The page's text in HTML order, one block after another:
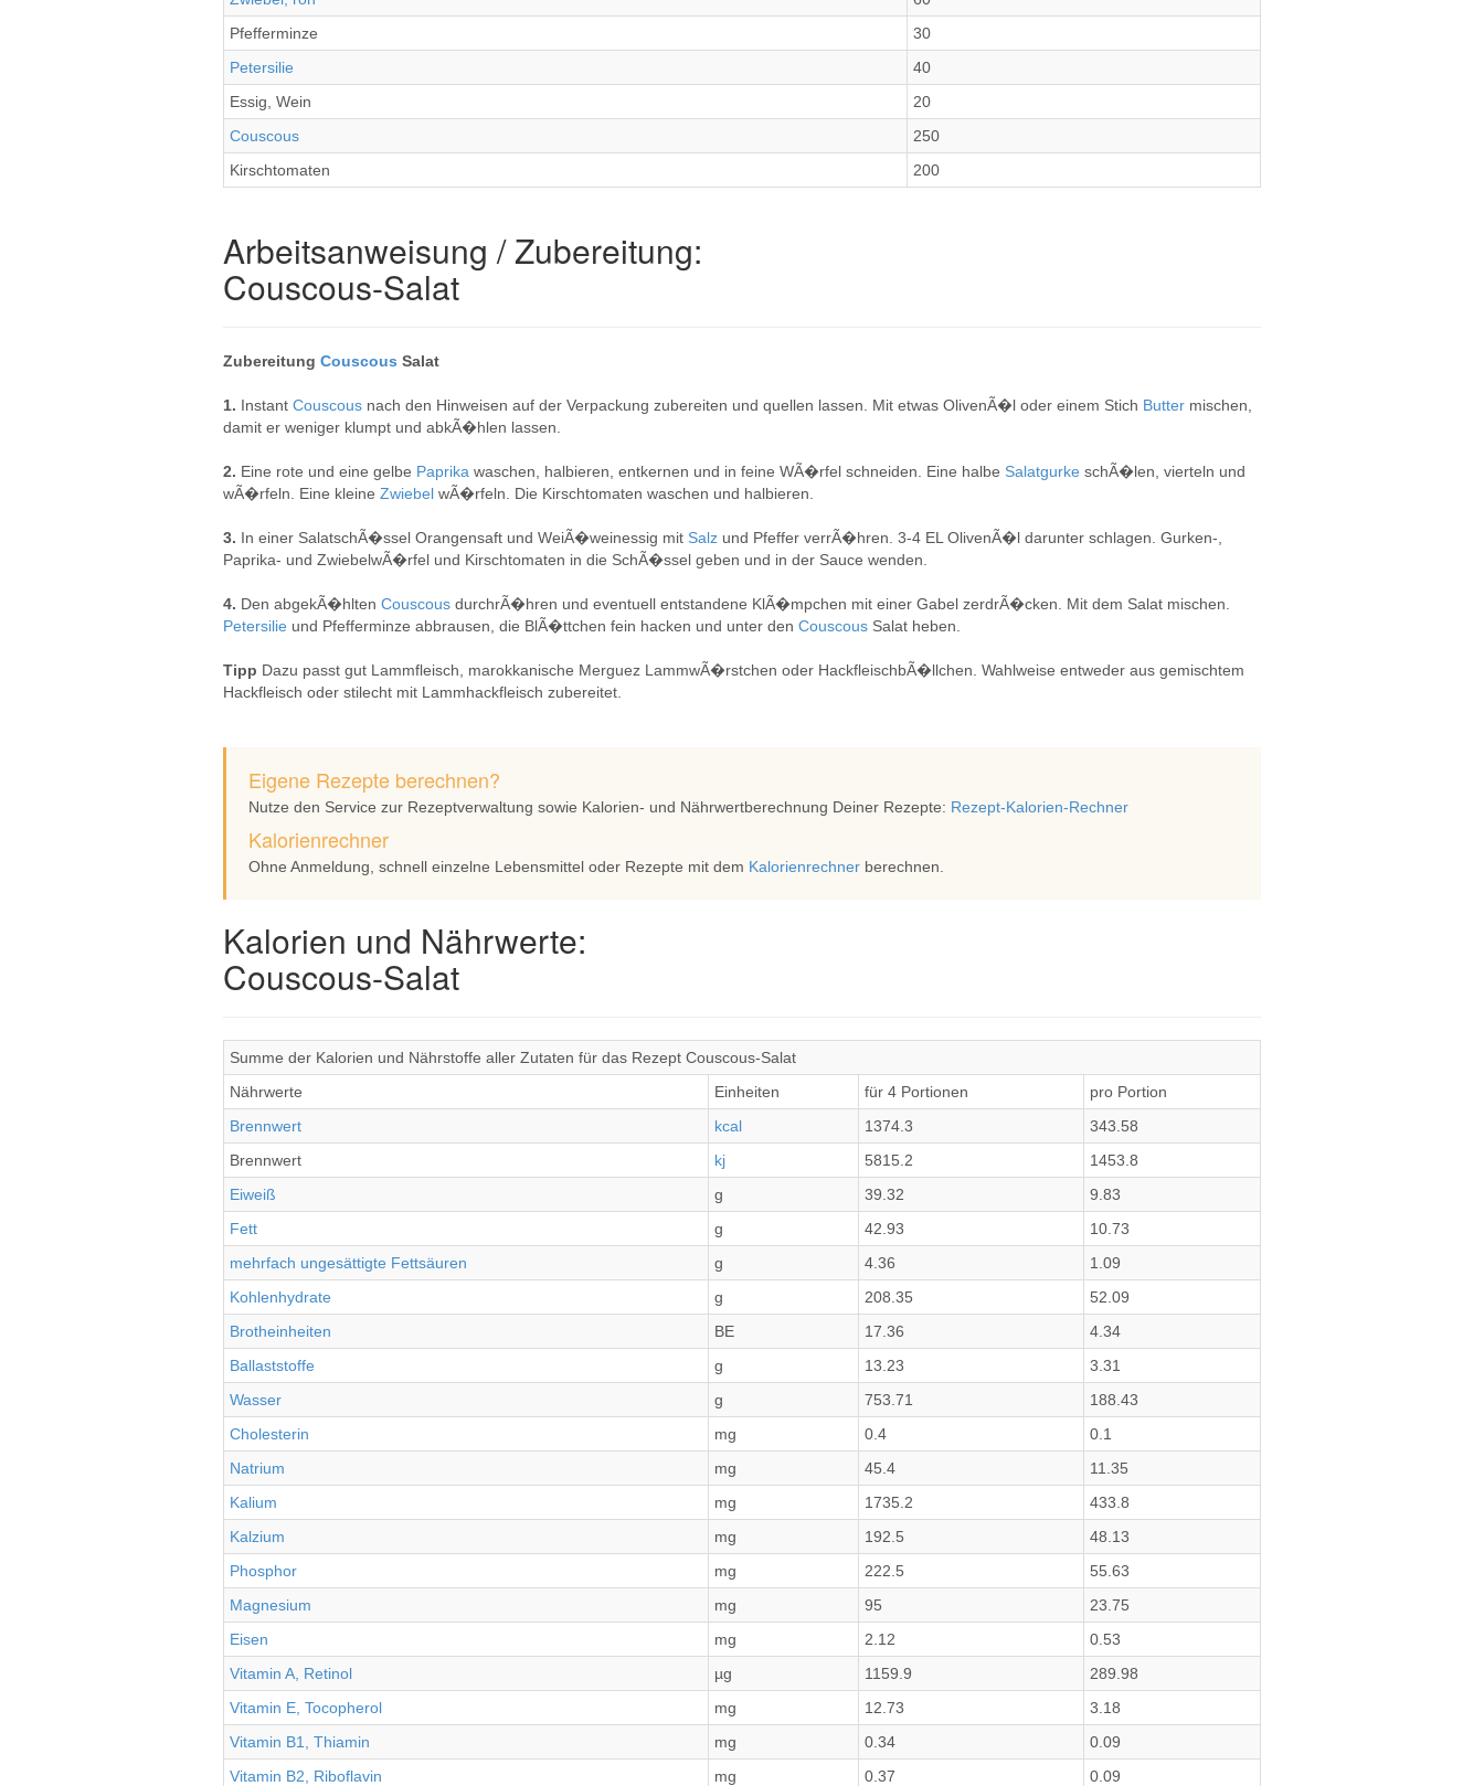
Pfefferminze
30
Petersilie
40
Essig, Wein
20
Couscous
250
Kirschtomaten
200
Arbeitsanweisung / Zubereitung:
Couscous-Salat
Zubereitung Couscous Salat
1. Instant Couscous nach den Hinweisen auf der Verpackung zubereiten und quellen lassen. Mit etwas OlivenÃ�l oder einem Stich Butter mischen,
damit er weniger klumpt und abkÃ�hlen lassen.
2. Eine rote und eine gelbe Paprika waschen, halbieren, entkernen und in feine WÃ�rfel schneiden. Eine halbe Salatgurke schÃ�len, vierteln und
wÃ�rfeln. Eine kleine Zwiebel wÃ�rfeln. Die Kirschtomaten waschen und halbieren.
3. In einer SalatschÃ�ssel Orangensaft und WeiÃ�weinessig mit Salz und Pfeffer verrÃ�hren. 3-4 EL OlivenÃ�l darunter schlagen. Gurken-,
Paprika- und ZwiebelwÃ�rfel und Kirschtomaten in die SchÃ�ssel geben und in der Sauce wenden.
4. Den abgekÃ�hlten Couscous durchrÃ�hren und eventuell entstandene KlÃ�mpchen mit einer Gabel zerdrÃ�cken. Mit dem Salat mischen.
Petersilie und Pfefferminze abbrausen, die BlÃ�ttchen fein hacken und unter den Couscous Salat heben.
Tipp Dazu passt gut Lammfleisch, marokkanische Merguez LammwÃ�rstchen oder HackfleischbÃ�llchen. Wahlweise entweder aus gemischtem
Hackfleisch oder stilecht mit Lammhackfleisch zubereitet.
Eigene Rezepte berechnen?
Nutze den Service zur Rezeptverwaltung sowie Kalorien- und Nährwertberechnung Deiner Rezepte: Rezept-Kalorien-Rechner
Kalorienrechner
Ohne Anmeldung, schnell einzelne Lebensmittel oder Rezepte mit dem Kalorienrechner berechnen.
Kalorien und Nährwerte:
Couscous-Salat
Summe der Kalorien und Nährstoffe aller Zutaten für das Rezept Couscous-Salat
Nährwerte
Einheiten für 4 Portionen
pro Portion
Brennwert
kcal 1374.3
343.58
Brennwert
kj 5815.2
1453.8
Eiweiß
g 39.32
9.83
Fett
g 42.93
10.73
mehrfach ungesättigte Fettsäuren
g 4.36
1.09
Kohlenhydrate
g 208.35
52.09
Brotheinheiten
BE 17.36
4.34
Ballaststoffe
g 13.23
3.31
Wasser
g 753.71
188.43
Cholesterin
mg 0.4
0.1
Natrium
mg 45.4
11.35
Kalium
mg 1735.2
433.8
Kalzium
mg 192.5
48.13
Phosphor
mg 222.5
55.63
Magnesium
mg 95
23.75
Eisen
mg 2.12
0.53
Vitamin A, Retinol
µg 1159.9
289.98
Vitamin E, Tocopherol
mg 12.73
3.18
Vitamin B1, Thiamin
mg 0.34
0.09
Vitamin B2, Riboflavin
mg 0.37
0.09